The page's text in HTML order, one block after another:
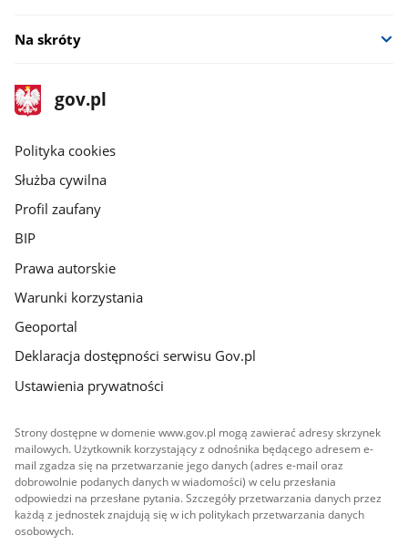
Na skróty
stopka
gov.pl
Strona
gov.pl
gov.pl
Polityka cookies
Służba cywilna
Profil zaufany
BIP
Prawa autorskie
Warunki korzystania
Geoportal
Deklaracja dostępności serwisu Gov.pl
Ustawienia prywatności
Strony dostępne w domenie www.gov.pl mogą zawierać adresy skrzynek
mailowych. Użytkownik korzystający z odnośnika będącego adresem e-
mail zgadza się na przetwarzanie jego danych (adres e-mail oraz
dobrowolnie podanych danych w wiadomości) w celu przesłania
odpowiedzi na przesłane pytania. Szczegóły przetwarzania danych przez
każdą z jednostek znajdują się w ich politykach przetwarzania danych
osobowych.